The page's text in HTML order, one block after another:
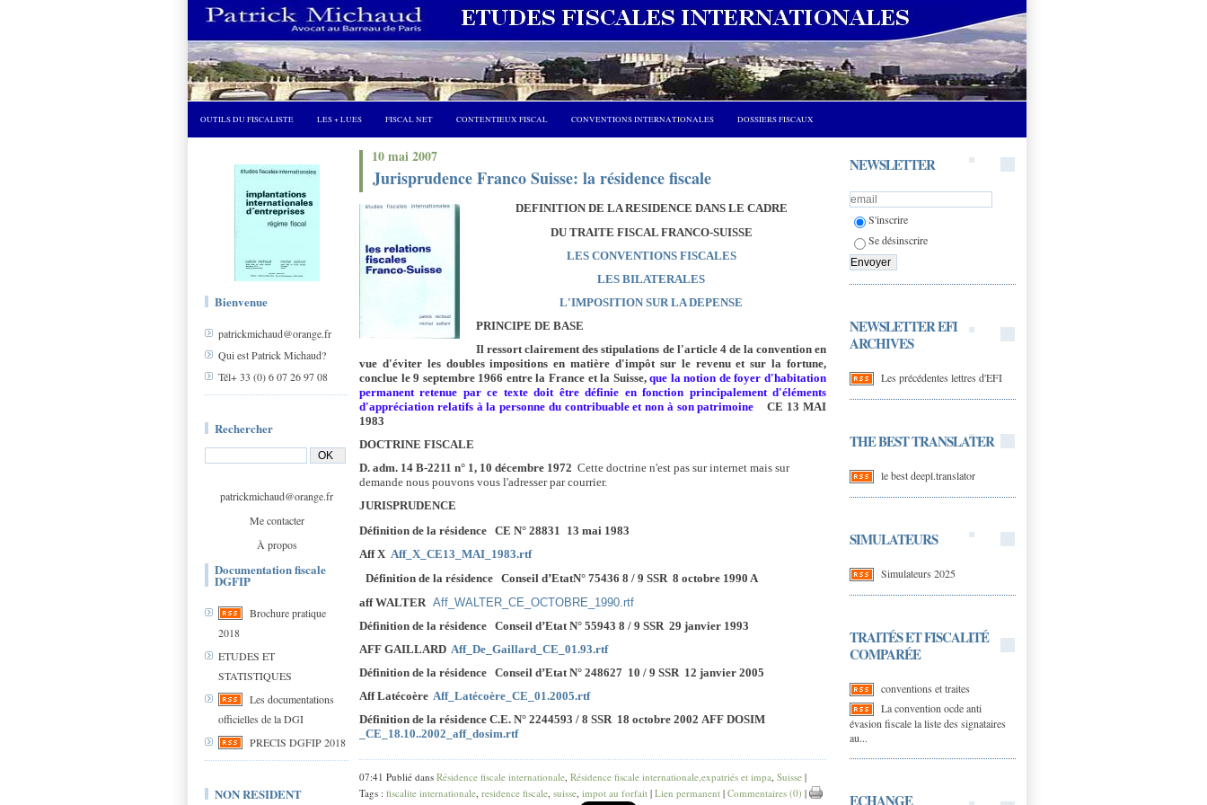
OUTILS DU FISCALISTE LES + LUES FISCAL NET CONTENTIEUX FISCAL CONVENTIONS INTERNATIONALES DOSSIERS FISCAUX
Bienvenue
patrickmichaud@orange.fr
Qui est Patrick Michaud?
Tél+ 33 (0) 6 07 26 97 08
Rechercher
patrickmichaud@orange.fr
Me contacter
À propos
Documentation fiscale
DGFIP
Brochure pratique
2018
ETUDES ET
STATISTIQUES
Les documentations
officielles de la DGI
PRECIS DGFIP 2018
NON RESIDENT
NEWSLETTER
S'inscrire
Se désinscrire
NEWSLETTER EFI
ARCHIVES
Les précédentes lettres d'EFI
THE BEST TRANSLATER
le best deepl.translator
SIMULATEURS
Simulateurs 2025
TRAITÉS ET FISCALITÉ
COMPARÉE
conventions et traites
La convention ocde anti
évasion fiscale la liste des signataires
au...
ECHANGE
10 mai 2007
Jurisprudence Franco Suisse: la résidence fiscale
DEFINITION DE LA RESIDENCE DANS LE CADRE
DU TRAITE FISCAL FRANCO-SUISSE
LES CONVENTIONS FISCALES
LES BILATERALES
L'IMPOSITION SUR LA DEPENSE
PRINCIPE DE BASE
Il ressort clairement des stipulations de l'article 4 de la convention en
vue d'éviter les doubles impositions en matière d'impôt sur le revenu et sur la fortune,
conclue le 9 septembre 1966 entre la France et la Suisse,que la notion de foyer d'habitation
permanent retenue par ce texte doit être définie en fonction principalement d'éléments
d'appréciation relatifs à la personne du contribuable et non à son patrimoine CE 13 MAI
1983
DOCTRINE FISCALE
D. adm. 14 B-2211 n° 1, 10 décembre 1972 Cette doctrine n'est pas sur internet mais sur
demande nous pouvons vous l'adresser par courrier.
JURISPRUDENCE
Définition de la résidence CE N° 28831 13 mai 1983
Aff X Aff_X_CE13_MAI_1983.rtf
Définition de la résidence Conseil d’EtatN° 75436 8 / 9 SSR 8 octobre 1990 A
aff WALTER Aff_WALTER_CE_OCTOBRE_1990.rtf
Définition de la résidence Conseil d’Etat N° 55943 8 / 9 SSR 29 janvier 1993
AFF GAILLARD Aff_De_Gaillard_CE_01.93.rtf
Définition de la résidence Conseil d’Etat N° 248627 10 / 9 SSR 12 janvier 2005
Aff Latécoère Aff_Latécoère_CE_01.2005.rtf
Définition de la résidence C.E. N° 2244593 / 8 SSR 18 octobre 2002 AFF DOSIM
_CE_18.10..2002_aff_dosim.rtf
07:41 Publié dans Résidence fiscale internationale, Résidence fiscale internationale,expatriés et impa, Suisse |
Tags : fiscalite internationale, residence fiscale, suisse, impot au forfait | Lien permanent | Commentaires (0) |